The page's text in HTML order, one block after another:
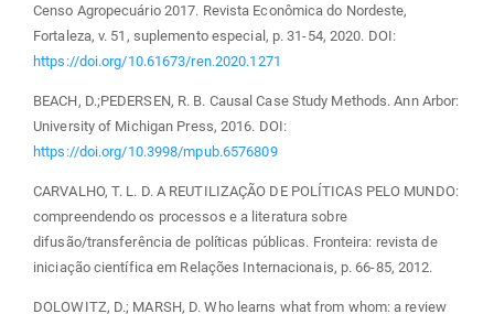
Censo Agropecuário 2017. Revista Econômica do Nordeste,
Fortaleza, v. 51, suplemento especial, p. 31-54, 2020. DOI:
https://doi.org/10.61673/ren.2020.1271
BEACH, D.;PEDERSEN, R. B. Causal Case Study Methods. Ann Arbor:
University of Michigan Press, 2016. DOI:
https://doi.org/10.3998/mpub.6576809
CARVALHO, T. L. D. A REUTILIZAÇÃO DE POLÍTICAS PELO MUNDO:
compreendendo os processos e a literatura sobre
difusão/transferência de políticas públicas. Fronteira: revista de
iniciação científica em Relações Internacionais, p. 66-85, 2012.
DOLOWITZ, D.; MARSH, D. Who learns what from whom: a review